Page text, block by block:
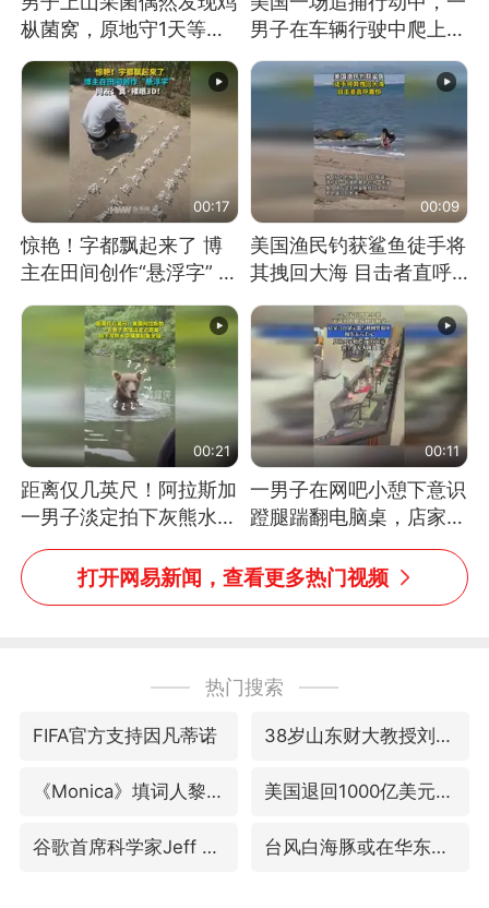
枞菌窝，原地守1天等它
长大：挖了140多朵
男子在车辆行驶中爬上车
顶跳舞。（新京报）
00:17
惊艳！字都飘起来了 博
主在田间创作“悬浮字” 网
友：真·裸眼3D！
00:09
美国渔民钓获鲨鱼徒手将
其拽回大海 目击者直呼
震惊 （视频来源：参考
消息）
00:21
距离仅几英尺！阿拉斯加
一男子淡定拍下灰熊水中
捕食鲑鱼全程
00:11
一男子在网吧小憩下意识
蹬腿踹翻电脑桌，店家3
台显示器与机械臂损坏
打开网易新闻，查看更多热门视频
热门搜索
FIFA官方支持因凡蒂诺 38岁山东财大教授刘海明逝世
《Monica》填词人黎彼得去世 美国退回1000亿美元关税
谷歌首席科学家Jeff Dean离职创业 台风白海豚或在华东沿海登陆